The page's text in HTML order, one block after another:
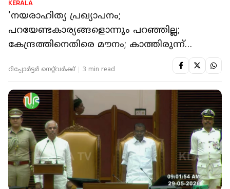
KERALA
'നയരാഹിത്യ പ്രഖ്യാപനം;
പറയേണ്ടകാര്യങ്ങളൊന്നും പറഞ്ഞില്ല;
കേന്ദ്രത്തിനെതിരെ മൗനം; കാത്തിരുന്ന്
റിപ്പോർട്ടർ നെറ്റ്‌വര്‍ക്ക്‌ 3 min read